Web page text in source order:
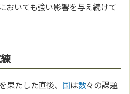
おいても強い影響を与え続けて
果たした直後、 国は数々の課題